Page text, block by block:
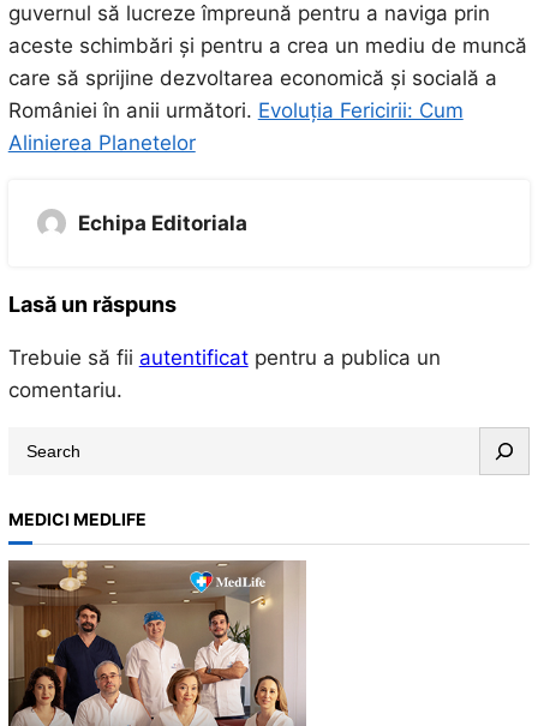
guvernul să lucreze împreună pentru a naviga prin
aceste schimbări și pentru a crea un mediu de muncă
care să sprijine dezvoltarea economică și socială a
României în anii următori. Evoluția Fericirii: Cum
Alinierea Planetelor
Echipa Editoriala
Lasă un răspuns
Trebuie să fii autentificatpentru a publica un
comentariu.
a
r
c
h
MEDICI MEDLIFE